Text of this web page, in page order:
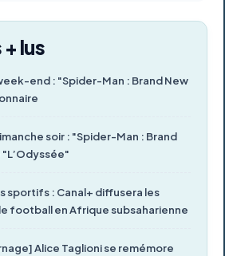
lus
end : "Spider-Man : Brand New
soir : "Spider-Man : Brand
sportifs : Canal+ diffusera les
football en Afrique subsaharienne
Alice Taglioni se remémore